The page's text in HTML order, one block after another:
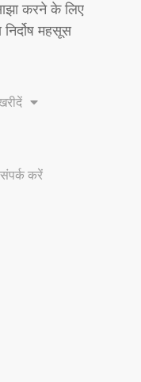
करने के लिए
महसूस
करें